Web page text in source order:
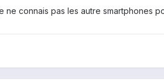
connais pas les autre smartphones